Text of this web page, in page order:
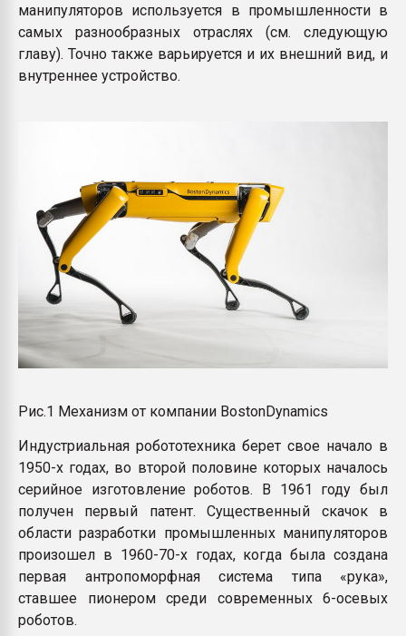
манипуляторов используется в промышленности в
самых разнообразных отраслях (см. следующую
главу). Точно также варьируется и их внешний вид, и
внутреннее устройство.
Рис.1 Механизм от компании BostonDynamics
Индустриальная робототехника берет свое начало в
1950-х годах, во второй половине которых началось
серийное изготовление роботов. В 1961 году был
получен первый патент. Существенный скачок в
области разработки промышленных манипуляторов
произошел в 1960-70-х годах, когда была создана
первая антропоморфная система типа «рука»,
ставшее пионером среди современных 6-осевых
роботов.